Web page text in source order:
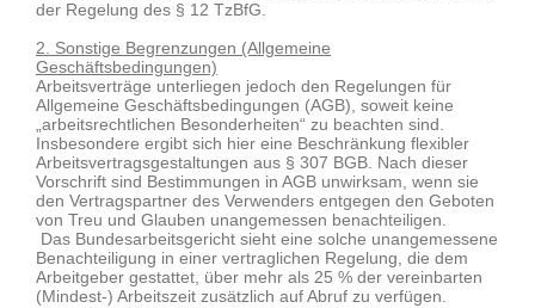
der Regelung des § 12 TzBfG.
2. Sonstige Begrenzungen (Allgemeine
Geschäftsbedingungen)
Arbeitsverträge unterliegen jedoch den Regelungen für
Allgemeine Geschäftsbedingungen (AGB), soweit keine
„arbeitsrechtlichen Besonderheiten“ zu beachten sind.
Insbesondere ergibt sich hier eine Beschränkung flexibler
Arbeitsvertragsgestaltungen aus § 307 BGB. Nach dieser
Vorschrift sind Bestimmungen in AGB unwirksam, wenn sie
den Vertragspartner des Verwenders entgegen den Geboten
von Treu und Glauben unangemessen benachteiligen.
Das Bundesarbeitsgericht sieht eine solche unangemessene
Benachteiligung in einer vertraglichen Regelung, die dem
Arbeitgeber gestattet, über mehr als 25 % der vereinbarten
(Mindest-) Arbeitszeit zusätzlich auf Abruf zu verfügen.